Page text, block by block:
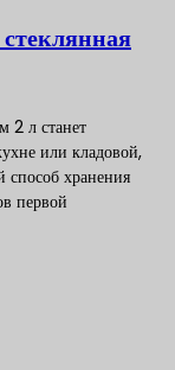
2 л станет
или кладовой,
способ хранения
первой